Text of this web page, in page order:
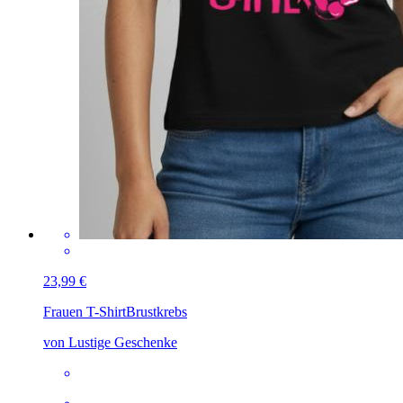
23,99 €
Frauen T-ShirtBrustkrebs
von Lustige Geschenke